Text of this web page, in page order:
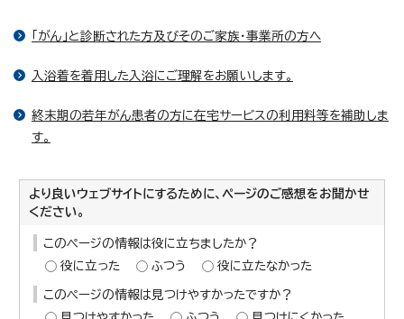
「がん」と診断された方及びそのご家族・事業所の方へ
入浴着を着用した入浴にご理解をお願いします。
終末期の若年がん患者の方に在宅サービスの利用料等を補助しま
す。
より良いウェブサイトにするために、ページのご感想をお聞かせ
ください。
このページの情報は役に立ちましたか？
役に立った
ふつう 役に立たなかった
このページの情報は見つけやすかったですか？